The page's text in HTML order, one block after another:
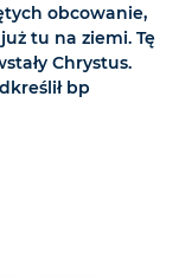
obcowanie,
tu na ziemi. Tę
Chrystus.
bp